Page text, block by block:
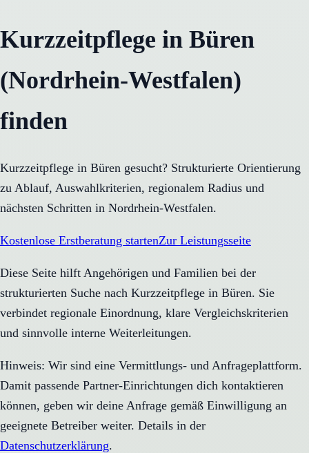
Kurzzeitpflege in Büren
(Nordrhein-Westfalen)
finden
Kurzzeitpflege in Büren gesucht? Strukturierte Orientierung
zu Ablauf, Auswahlkriterien, regionalem Radius und
nächsten Schritten in Nordrhein-Westfalen.
Kostenlose Erstberatung startenZur Leistungsseite
Diese Seite hilft Angehörigen und Familien bei der
strukturierten Suche nach Kurzzeitpflege in Büren. Sie
verbindet regionale Einordnung, klare Vergleichskriterien
und sinnvolle interne Weiterleitungen.
Hinweis: Wir sind eine Vermittlungs- und Anfrageplattform.
Damit passende Partner-Einrichtungen dich kontaktieren
können, geben wir deine Anfrage gemäß Einwilligung an
geeignete Betreiber weiter. Details in der
Datenschutzerklärung.